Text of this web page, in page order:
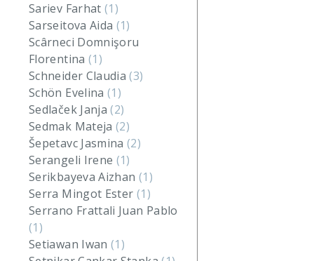
Sariev Farhat(1)
Sarseitova Aida (1)
Scârneci Domnişoru
Florentina (1)
Schneider Claudia(3)
Schön Evelina(1)
Sedlaček Janja(2)
Sedmak Mateja(2)
Šepetavc Jasmina(2)
Serangeli Irene (1)
Serikbayeva Aizhan (1)
Serra Mingot Ester (1)
Serrano Frattali Juan Pablo
(1)
Setiawan Iwan(1)